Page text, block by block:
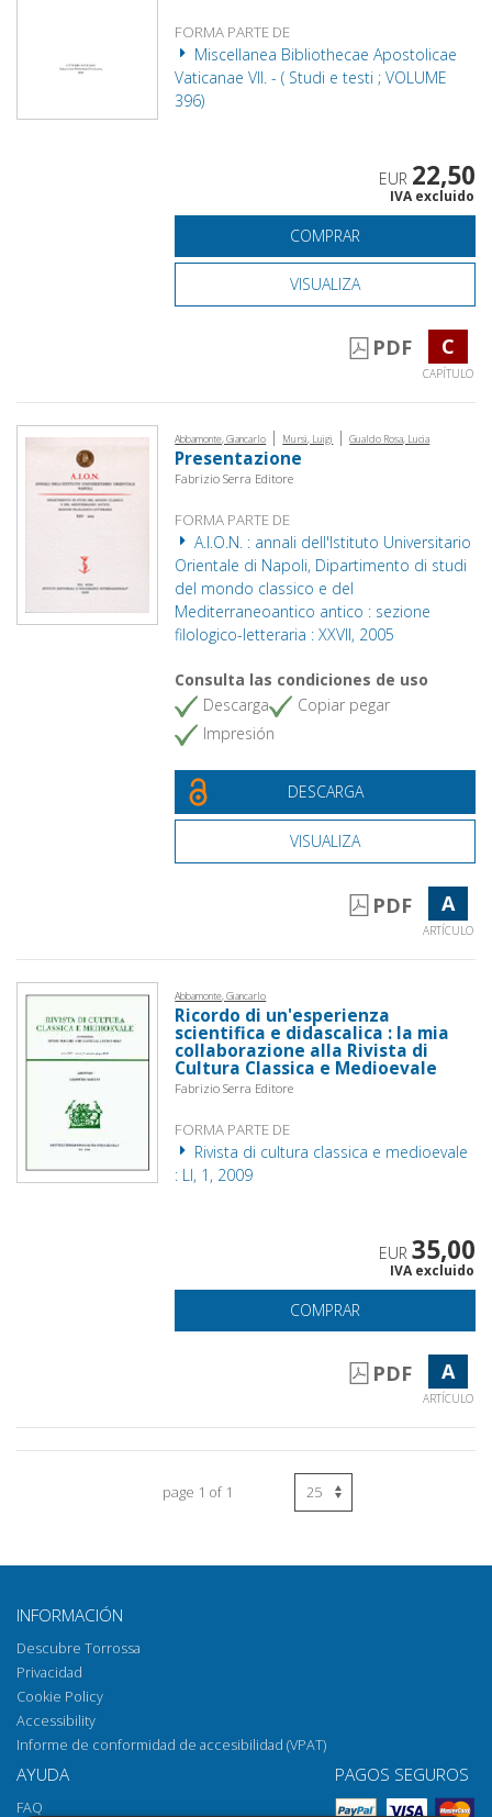
FORMA PARTE DE
Miscellanea Bibliothecae Apostolicae
Vaticanae VII. - ( Studi e testi ; VOLUME
396)
EUR 22,50
IVA excluido
COMPRAR
VISUALIZA
PDF C
CAPÍTULO
Abbamonte, Giancarlo | Mursi, Luigi | Gualdo Rosa, Lucia
Presentazione
Fabrizio Serra Editore
FORMA PARTE DE
A.I.O.N. : annali dell'Istituto Universitario
Orientale di Napoli, Dipartimento di studi
del mondo classico e del
Mediterraneoantico antico : sezione
filologico-letteraria : XXVII, 2005
Consulta las condiciones de uso
Descarga
Copiar pegar
Impresión
DESCARGA
VISUALIZA
PDF A
ARTÍCULO
Abbamonte, Giancarlo
Ricordo di un'esperienza
scientifica e didascalica : la mia
collaborazione alla Rivista di
Cultura Classica e Medioevale
Fabrizio Serra Editore
FORMA PARTE DE
Rivista di cultura classica e medioevale
: LI, 1, 2009
EUR 35,00
IVA excluido
COMPRAR
PDF A
ARTÍCULO
page 1 of 1
INFORMACIÓN
Descubre Torrossa
Privacidad
Cookie Policy
Accessibility
Informe de conformidad de accesibilidad (VPAT)
AYUDA
FAQ
PAGOS SEGUROS